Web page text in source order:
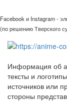
Facebook и Instagram -
(по решению Тверского
Информация об
тексты и
источников или
стороны